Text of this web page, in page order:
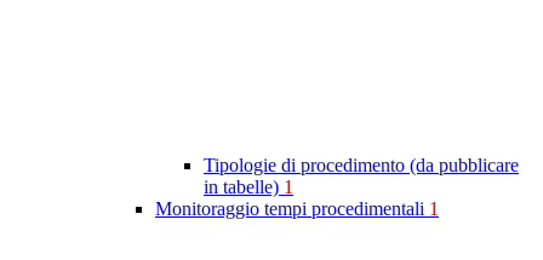
Tipologie di procedimento (da pubblicare
in tabelle) 1
Monitoraggio tempi procedimentali 1